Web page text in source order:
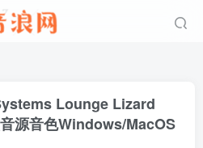
Lounge Lizard
源音色Windows/MacOS